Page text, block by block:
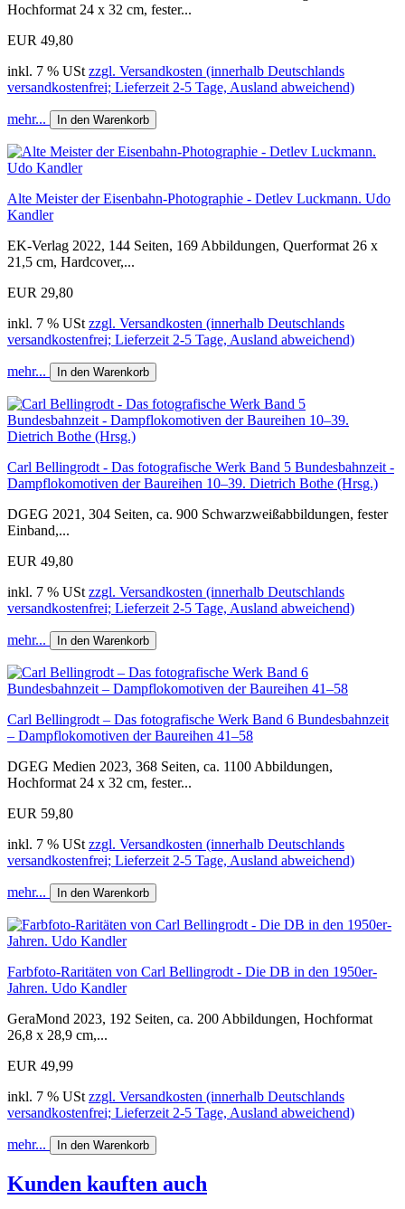
Hochformat 24 x 32 cm, fester...
EUR 49,80
inkl. 7 % USt zzgl. Versandkosten (innerhalb Deutschlands
versandkostenfrei; Lieferzeit 2-5 Tage, Ausland abweichend)
mehr... In den Warenkorb
Alte Meister der Eisenbahn-Photographie - Detlev Luckmann. Udo
Kandler
EK-Verlag 2022, 144 Seiten, 169 Abbildungen, Querformat 26 x
21,5 cm, Hardcover,...
EUR 29,80
inkl. 7 % USt zzgl. Versandkosten (innerhalb Deutschlands
versandkostenfrei; Lieferzeit 2-5 Tage, Ausland abweichend)
mehr... In den Warenkorb
Carl Bellingrodt - Das fotografische Werk Band 5 Bundesbahnzeit -
Dampflokomotiven der Baureihen 10–39. Dietrich Bothe (Hrsg.)
DGEG 2021, 304 Seiten, ca. 900 Schwarzweißabbildungen, fester
Einband,...
EUR 49,80
inkl. 7 % USt zzgl. Versandkosten (innerhalb Deutschlands
versandkostenfrei; Lieferzeit 2-5 Tage, Ausland abweichend)
mehr... In den Warenkorb
Carl Bellingrodt – Das fotografische Werk Band 6 Bundesbahnzeit
– Dampf­loko­­motiven der Baureihen 41–58
DGEG Medien 2023, 368 Seiten, ca. 1100 Abbildungen,
Hochformat 24 x 32 cm, fester...
EUR 59,80
inkl. 7 % USt zzgl. Versandkosten (innerhalb Deutschlands
versandkostenfrei; Lieferzeit 2-5 Tage, Ausland abweichend)
mehr... In den Warenkorb
Farbfoto-Raritäten von Carl Bellingrodt - Die DB in den 1950er-
Jahren. Udo Kandler
GeraMond 2023, 192 Seiten, ca. 200 Abbildungen, Hochformat
26,8 x 28,9 cm,...
EUR 49,99
inkl. 7 % USt zzgl. Versandkosten (innerhalb Deutschlands
versandkostenfrei; Lieferzeit 2-5 Tage, Ausland abweichend)
mehr... In den Warenkorb
Kunden kauften auch